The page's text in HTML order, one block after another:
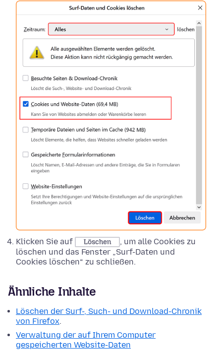
Klicken Sie auf Löschen
, um alle Cookies zu
löschen und das Fenster „Surf-Daten und
Cookies löschen“ zu schließen.
Ähnliche Inhalte
Löschen der Surf-, Such- und Download-Chronik
von Firefox.
Verwaltung der auf Ihrem Computer
gespeicherten Website-Daten